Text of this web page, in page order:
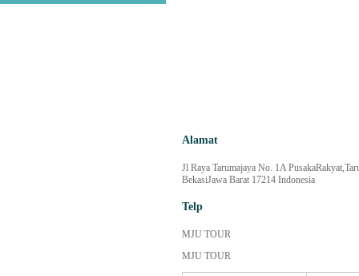
Alamat
Jl Raya Tarumajaya No. 1A
BekasiJawa Barat 17214 Indonesia
Telp
MJU TOUR
MJU TOUR